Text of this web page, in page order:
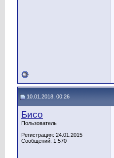
10.01.2018, 00:26
Бисо
Пользователь
Регистрация: 24.01.2015
Сообщений: 1,570